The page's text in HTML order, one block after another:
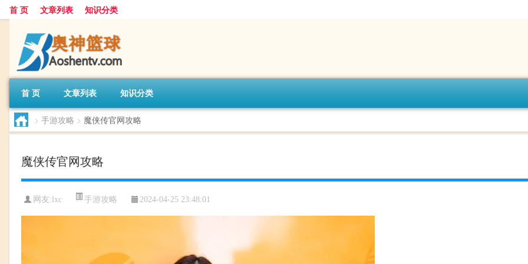
首 页 文章列表 知识分类
首 页 文章列表 知识分类
> 手游攻略 > 魔侠传官网攻略
魔侠传官网攻略
网友:lxc 手游攻略 2024-04-25 23:48:01